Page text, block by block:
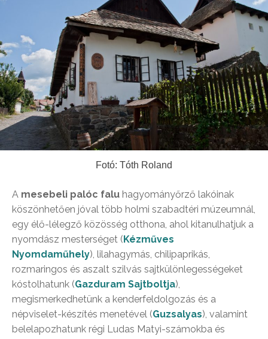
Fotó: Tóth Roland
A mesebeli palóc falu hagyományőrző lakóinak
köszönhetően jóval több holmi szabadtéri múzeumnál,
egy élő-lélegző közösség otthona, ahol kitanulhatjuk a
nyomdász mesterséget ( Kézműves
Nyomdaműhely), lilahagymás, chilipaprikás,
rozmaringos és aszalt szilvás sajtkülönlegességeket
kóstolhatunk (Gazduram Sajtboltja),
megismerkedhetünk a kenderfeldolgozás és a
népviselet-készítés menetével (Guzsalyas), valamint
belelapozhatunk régi Ludas Matyi-számokba és